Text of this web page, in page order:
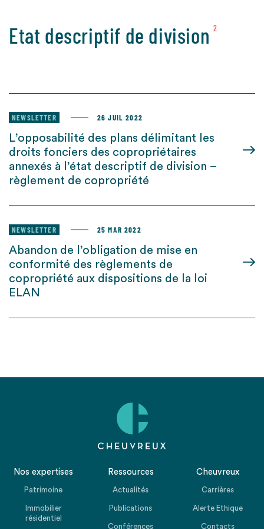
Etat descriptif de division 2
NEWSLETTER 26 JUIL 2022
L’opposabilité des plans délimitant les
droits fonciers des copropriétaires
annexés à l’état descriptif de division –
règlement de copropriété
NEWSLETTER 25 MAR 2022
Abandon de l’obligation de mise en
conformité des règlements de
copropriété aux dispositions de la loi
ELAN
Nos expertises
Patrimoine
Immobilier
résidentiel
Ressources
Actualités
Publications
Conférences
Cheuvreux
Carrières
Alerte Ethique
Contacts